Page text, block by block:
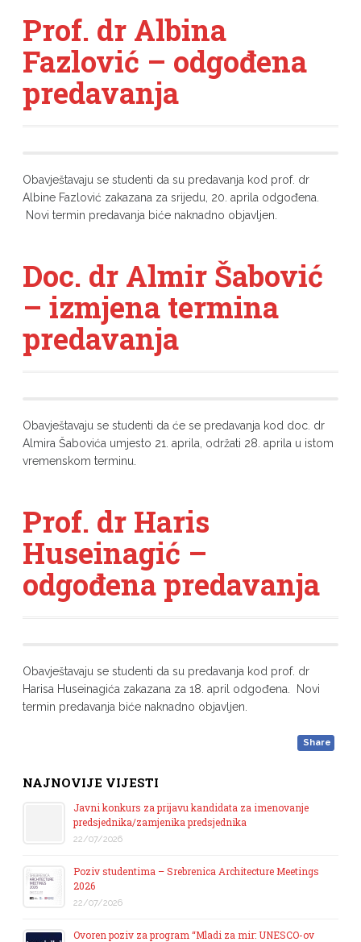
Prof. dr Albina
Fazlović – odgođena
predavanja
Obavještavaju se studenti da su predavanja kod prof. dr
Albine Fazlović zakazana za srijedu, 20. aprila odgođena.
Novi termin predavanja biće naknadno objavljen.
Doc. dr Almir Šabović
– izmjena termina
predavanja
Obavještavaju se studenti da će se predavanja kod doc. dr
Almira Šabovića umjesto 21. aprila, održati 28. aprila u istom
vremenskom terminu.
Prof. dr Haris
Huseinagić –
odgođena predavanja
Obavještavaju se studenti da su predavanja kod prof. dr
Harisa Huseinagića zakazana za 18. april odgođena. Novi
termin predavanja biće naknadno objavljen.
Share
NAJNOVIJE VIJESTI
Javni konkurs za prijavu kandidata za imenovanje
predsjednika/zamjenika predsjednika
22/07/2026
Poziv studentima – Srebrenica Architecture Meetings
2026
22/07/2026
Ovoren poziv za program “Mladi za mir: UNESCO-ov